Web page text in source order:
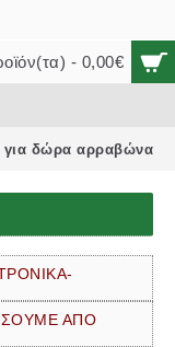
- 0,00€
δώρα αρραβώνα
ΑΠΟ